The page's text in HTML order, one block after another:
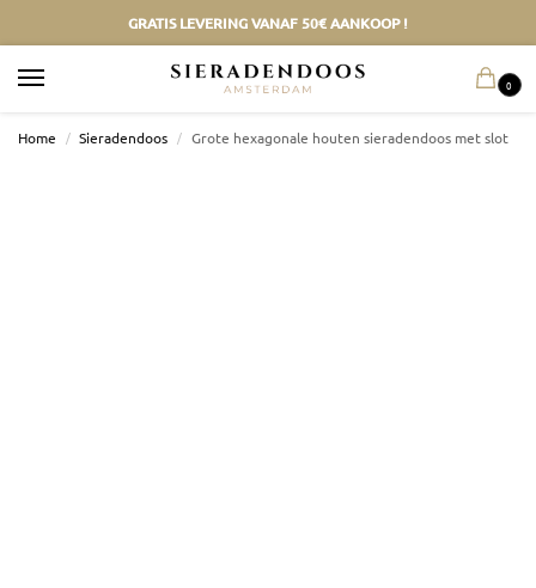
GRATIS LEVERING VANAF 50€ AANKOOP !
0
Home / Sieradendoos / Grote hexagonale houten sieradendoos met slot